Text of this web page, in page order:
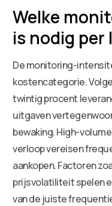
Welke
is nodig per
De monitoring-
kostencategorie.
twintig procent
uitgaven
bewaking. High-
verloop vereisen
aankopen. Factoren
prijsvolatiliteit spelen
van de juiste